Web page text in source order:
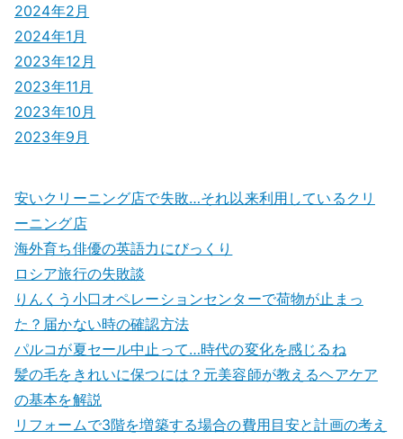
2024年2月
2024年1月
2023年12月
2023年11月
2023年10月
2023年9月
安いクリーニング店で失敗…それ以来利用しているクリ
ーニング店
海外育ち俳優の英語力にびっくり
ロシア旅行の失敗談
りんくう小口オペレーションセンターで荷物が止まっ
た？届かない時の確認方法
パルコが夏セール中止って…時代の変化を感じるね
髪の毛をきれいに保つには？元美容師が教えるヘアケア
の基本を解説
リフォームで3階を増築する場合の費用目安と計画の考え